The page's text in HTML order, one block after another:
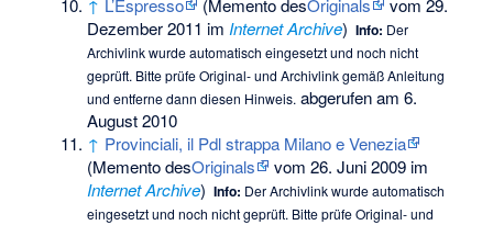
Dezember 2011 im Internet Archive) Info: Der
Archivlink wurde automatisch eingesetzt und noch nicht
geprüft. Bitte prüfe Original- und Archivlink gemäßAnleitung
und entferne dann diesen Hinweis. abgerufen am 6.
August 2010
↑ Provinciali, il Pdl strappa Milano e Venezia
(MementodesOriginals
vom 26. Juni 2009 im
Internet Archive) Info: Der Archivlink wurde automatisch
eingesetzt und noch nicht geprüft. Bitte prüfe Original- und